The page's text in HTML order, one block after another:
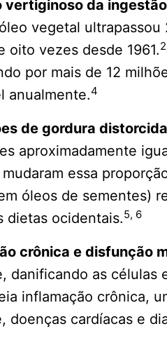
vertiginoso da
vegetal
oito vezes desde 1961.
por mais de 12
anualmente.4
de gordura
aproximadamente
essa
óleos de sementes)
dietas ocidentais.5, 6
crônica e disfunção
danificando as células
inflamação crônica,
doenças cardíacas e